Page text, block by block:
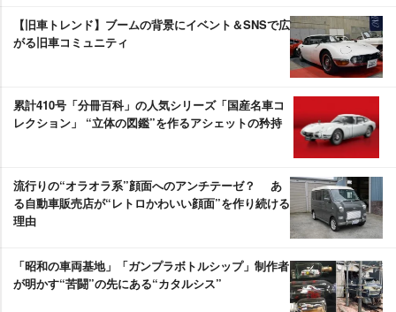
【旧車トレンド】ブームの背景にイベント＆SNSで広
がる旧車コミュニティ
累計410号「分冊百科」の人気シリーズ「国産名車コ
レクション」 “立体の図鑑”を作るアシェットの矜持
流行りの“オラオラ系”顔面へのアンチテーゼ？ あ
る自動車販売店が“レトロかわいい顔面”を作り続ける
理由
「昭和の車両基地」「ガンプラボトルシップ」制作者
が明かす“苦闘”の先にある“カタルシス”